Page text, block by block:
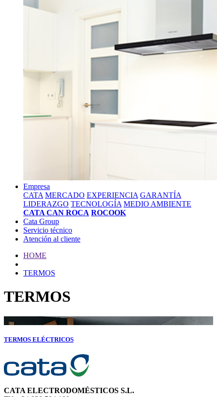
Empresa
CATA MERCADO EXPERIENCIA GARANTÍA
LIDERAZGO TECNOLOGÍA MEDIO AMBIENTE
CATA CAN ROCA ROCOOK
Cata Group
Servicio técnico
Atención al cliente
HOME
TERMOS
TERMOS
TERMOS ELÉCTRICOS
CATA ELECTRODOMÉSTICOS S.L.